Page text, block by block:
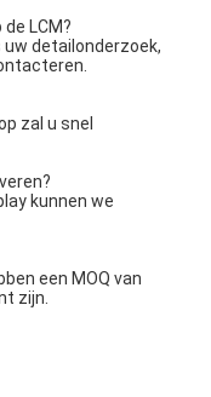
LCM?
detailonderzoek,
zal u snel
kunnen we
een MOQ van
zijn.